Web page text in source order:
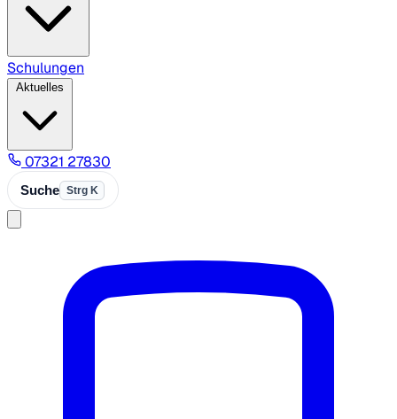
Schulungen
Aktuelles
07321 27830
Suche Strg K